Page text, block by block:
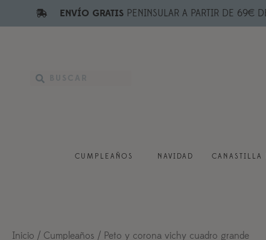
ENVÍO GRATISPENINSULAR A PARTIR DE 69€
CUMPLEAÑOS NAVIDAD CANASTILLA
Inicio / Cumpleaños / Peto y corona vichy cuadro grande